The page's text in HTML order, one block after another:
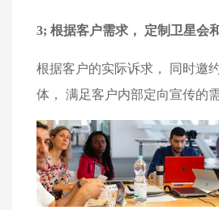
3; 根据客户需求， 定制卫星会
根据客户的实际诉求， 同时邀
体， 满足客户内部定向宣传的需